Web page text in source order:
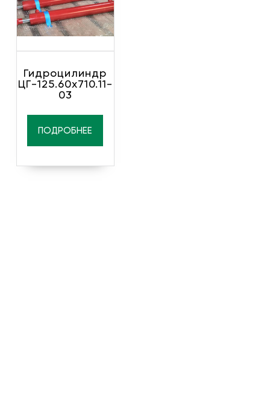
Гидроцилиндр
ЦГ-125.60х710.11-
03
ПОДРОБНЕЕ